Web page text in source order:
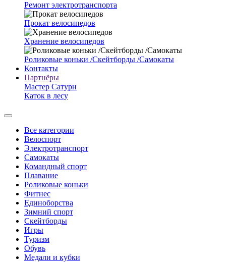
Ремонт электротранспорта
Прокат велосипедов
Хранение велосипедов
Роликовые коньки /Скейтборды /Самокаты
Контакты
Партнёры
Мастер Сатурн
Каток в лесу
Все категории
Велоспорт
Электротранспорт
Самокаты
Командный спорт
Плавание
Роликовые коньки
Фитнес
Единоборства
Зимний спорт
Скейтборды
Игры
Туризм
Обувь
Медали и кубки